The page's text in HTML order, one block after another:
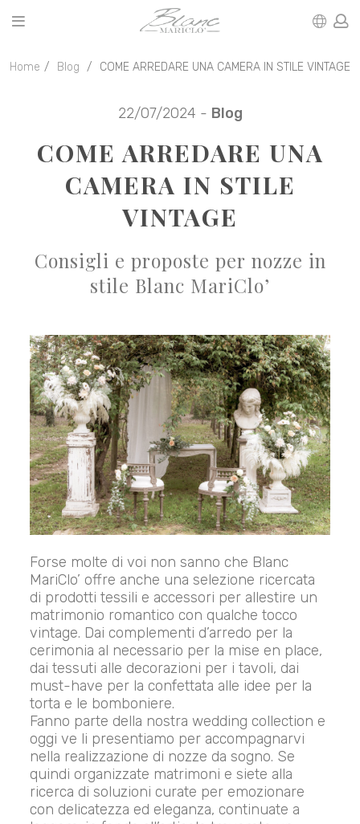
Home Blog COME ARREDARE UNA CAMERA IN STILE VINTAGE
22/07/2024 - Blog
COME ARREDARE UNA
CAMERA IN STILE
VINTAGE
Consigli e proposte per nozze in
stile Blanc MariClo’
Forse molte di voi non sanno che Blanc
MariClo’ offre anche una selezione ricercata
di prodotti tessili e accessori per allestire un
matrimonio romantico con qualche tocco
vintage. Dai complementi d’arredo per la
cerimonia al necessario per la mise en place,
dai tessuti alle decorazioni per i tavoli, dai
must-have per la confettata alle idee per la
torta e le bomboniere.
Fanno parte della nostra wedding collection e
oggi ve li presentiamo per accompagnarvi
nella realizzazione di nozze da sogno. Se
quindi organizzate matrimoni e siete alla
ricerca di soluzioni curate per emozionare
con delicatezza ed eleganza, continuate a